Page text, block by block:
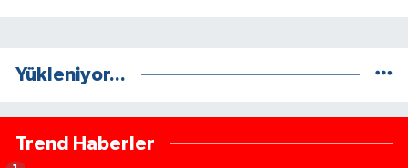
Yükleniyor...
Trend Haberler